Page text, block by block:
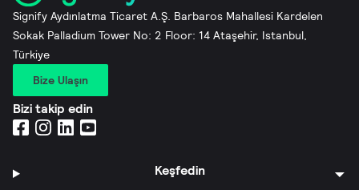
Signify Aydınlatma Ticaret A.Ş. Barbaros Mahallesi Kardelen
Sokak Palladium Tower No: 2 Floor: 14 Ataşehir, Istanbul,
Türkiye
Bize Ulaşın
Bizi takip edin
Keşfedin